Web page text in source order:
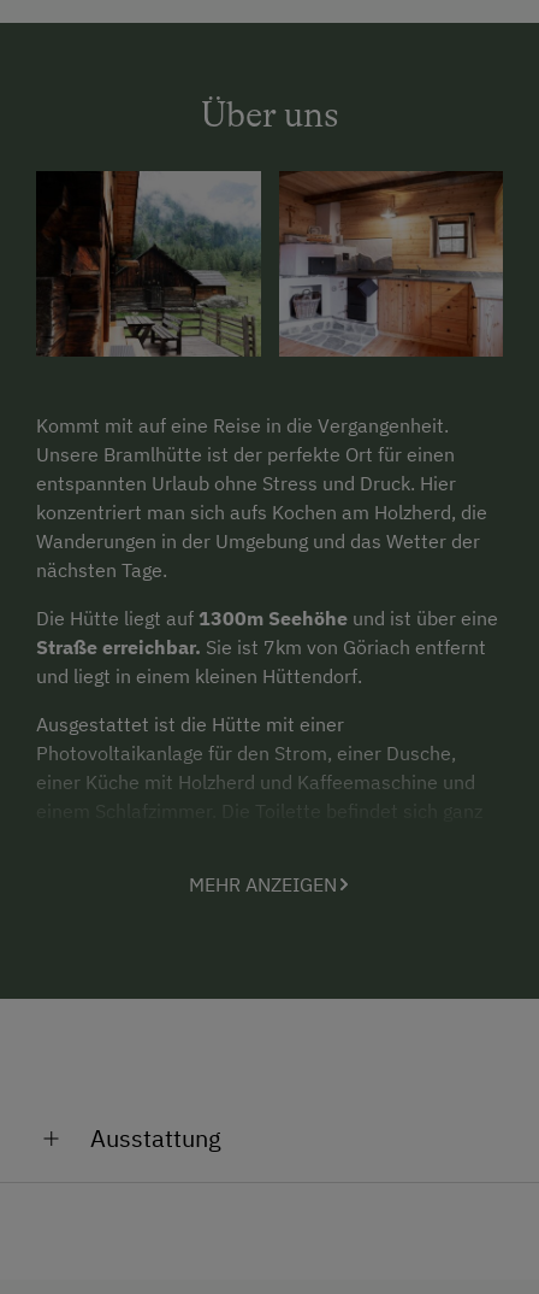
Über uns
Kommt mit auf eine Reise in die Vergangenheit.
Unsere Bramlhütte ist der perfekte Ort für einen
entspannten Urlaub ohne Stress und Druck. Hier
konzentriert man sich aufs Kochen am Holzherd, die
Wanderungen in der Umgebung und das Wetter der
nächsten Tage.
Die Hütte liegt auf 1300m Seehöhe und ist über eine
Straße erreichbar. Sie ist 7km von Göriach entfernt
und liegt in einem kleinen Hüttendorf.
Ausgestattet ist die Hütte mit einer
Photovoltaikanlage für den Strom, einer Dusche,
einer Küche mit Holzherd und Kaffeemaschine und
einem Schlafzimmer. Die Toilette befindet sich ganz
eignet sich perfekt für Familien, da es Wanderungen
Wir freuen uns auf euren Besuch!
MEHR ANZEIGEN
Ausstattung